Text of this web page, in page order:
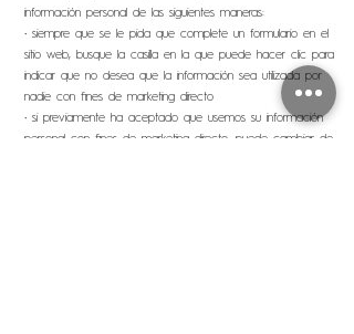
información personal de las siguientes maneras:
• siempre que se le pida que complete un formulario en el
sitio web, busque la casilla en la que puede hacer clic para
indicar que no desea que la información sea utilizada por
nadie con fines de marketing directo
• si previamente ha aceptado que usemos su información
personal con fines de marketing directo, puede cambiar de